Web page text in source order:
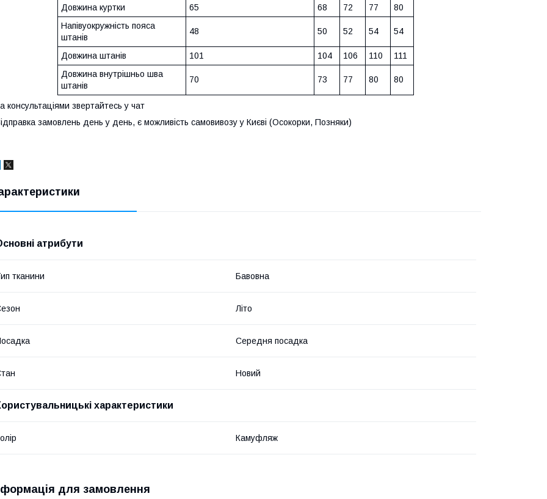
Довжина куртки 65 68 72 77
80
Напівуокружність пояса
штанів
48 50 52 54 54
Довжина штанів 101 104 106 110
111
Довжина внутрішньо шва
штанів
70 73 77 80 80
консультаціями звертайтесь у чат
замовлень день у день, є можливість самовивозу у Києві (Осокорки, Позняки)
атрибути
тканини Бавовна
Літо
Середня посадка
Новий
характеристики
Камуфляж
для замовлення